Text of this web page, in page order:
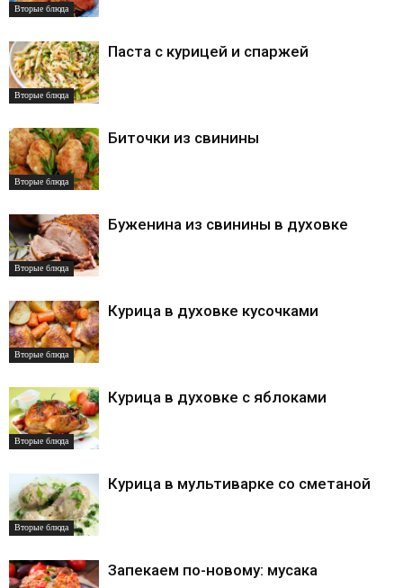
Вторые блюда
Вторые блюда
Паста с курицей и спаржей
Вторые блюда
Биточки из свинины
Вторые блюда
Буженина из свинины в духовке
Вторые блюда
Курица в духовке кусочками
Вторые блюда
Курица в духовке с яблоками
Вторые блюда
Курица в мультиварке со сметаной
Запекаем по-новому: мусака